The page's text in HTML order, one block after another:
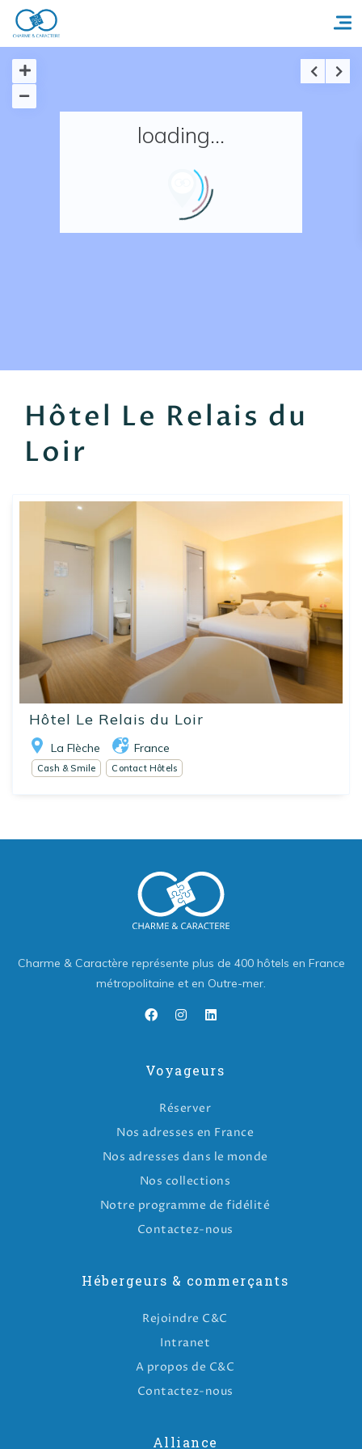
Accueil
Nos adresses en France
loading...
Hôtel Le Relais du
Loir
Hôtel Le Relais du Loir
La Flèche France
Cash & Smile Contact Hôtels
Charme & Caractère représente plus de 400 hôtels en France
métropolitaine et en Outre-mer.
Voyageurs
Réserver
Nos adresses en France
Nos adresses dans le monde
Nos collections
Notre programme de fidélité
Contactez-nous
Hébergeurs & commerçants
Rejoindre C&C
Intranet
A propos de C&C
Contactez-nous
Alliance